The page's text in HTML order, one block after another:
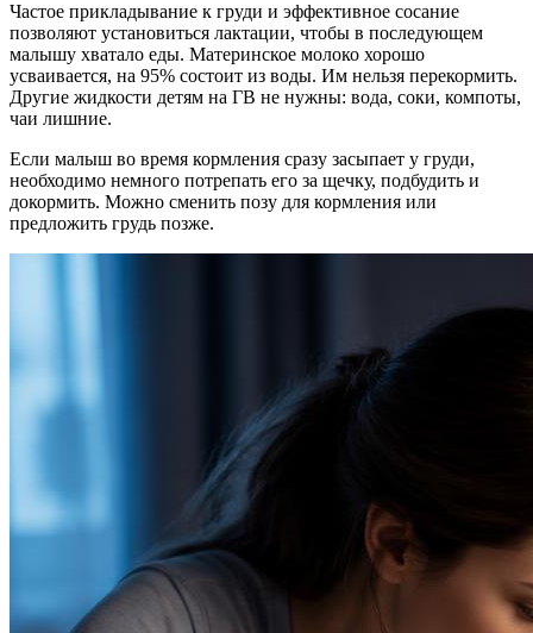
Частое прикладывание к груди и эффективное сосание
позволяют установиться лактации, чтобы в последующем
малышу хватало еды. Материнское молоко хорошо
усваивается, на 95% состоит из воды. Им нельзя перекормить.
Другие жидкости детям на ГВ не нужны: вода, соки, компоты,
чаи лишние.
Если малыш во время кормления сразу засыпает у груди,
необходимо немного потрепать его за щечку, подбудить и
докормить. Можно сменить позу для кормления или
предложить грудь позже.